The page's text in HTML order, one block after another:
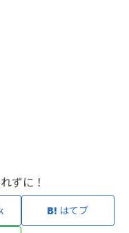
ずに！
はてブ